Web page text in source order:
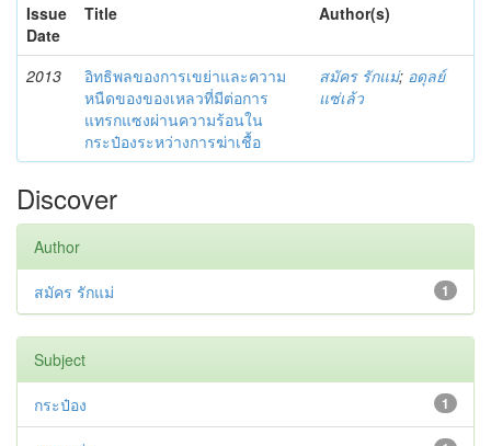
Issue
Date
Title Author(s)
2013
อิทธิพลของการเขย่าและความ
หนืดของของเหลวที่มีต่อการ
แทรกแซงผ่านความร้อนใน
กระป๋องระหว่างการฆ่าเชื้อ
สมัคร รักแม่; อดุลย์
แซ่เล้ว
Discover
Author
1
สมัคร รักแม่
Subject
1
กระป๋อง